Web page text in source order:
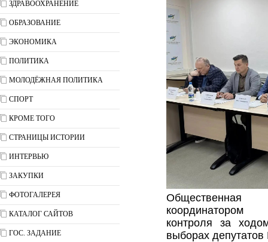
ЗДРАВООХРАНЕНИЕ
ОБРАЗОВАНИЕ
ЭКОНОМИКА
ПОЛИТИКА
МОЛОДЁЖНАЯ ПОЛИТИКА
СПОРТ
КРОМЕ ТОГО
СТРАНИЦЫ ИСТОРИИ
ИНТЕРВЬЮ
ЗАКУПКИ
ФОТОГАЛЕРЕЯ
КАТАЛОГ САЙТОВ
ГОС. ЗАДАНИЕ
координатором
контроля за
выборах